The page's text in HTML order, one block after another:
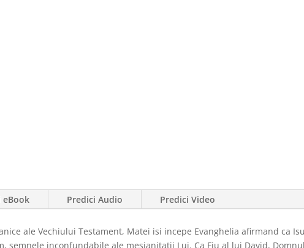
eBook Predici Audio Predici Video
ale Vechiului Testament, Matei isi incepe Evanghelia afirmand ca
semnele inconfundabile ale mesianitatii Lui. Ca Fiu al lui David,